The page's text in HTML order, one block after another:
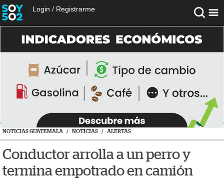
Login / Registrarme
NOTICIAS GUATEMALA / NOTICIAS / ALERTAS
Conductor arrolla a un perro y
termina empotrado en camión